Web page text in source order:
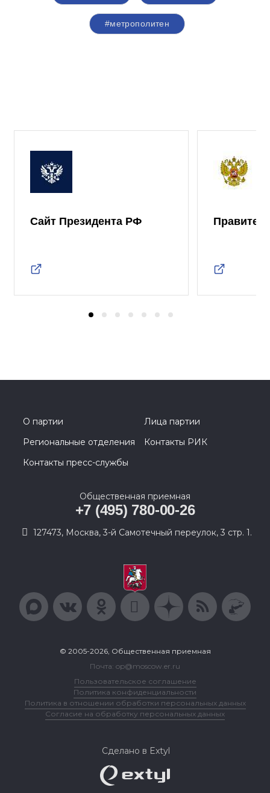
#метрополитен
Сайт Президента РФ
О партии
Лица партии
Региональные отделения
Контакты РИК
Контакты пресс-службы
Общественная приемная
+7 (495) 780-00-26
127473, Москва, 3-й Самотечный переулок, 3 стр. 1.
© 2005-2026, Общественная приемная
Почта: op@moscow.er.ru
Пользовательское соглашение
Политика конфиденциальности
Политика в отношении обработки персональных данных
Согласие на обработку персональных данных
Сделано в Extyl